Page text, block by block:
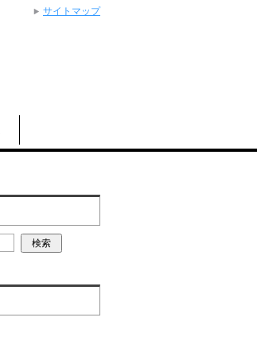
サイトマップ